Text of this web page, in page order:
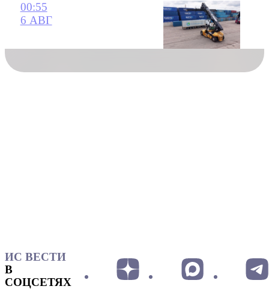
00:55
6 АВГ
ИС ВЕСТИ
В
СОЦСЕТЯХ